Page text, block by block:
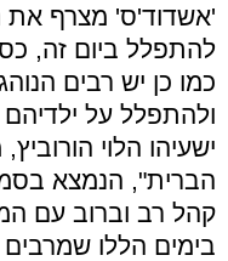
'אשדוד'ס' מצרף את
להתפלל ביום זה,
כמו כן יש רבים
ולהתפלל על
ישעיהו הלוי
הברית", הנמצא
קהל רב וברוב עם
בימים הללו